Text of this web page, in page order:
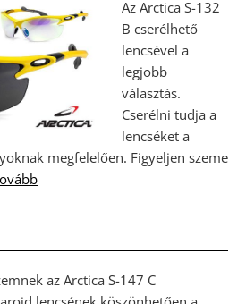
Az Arctica S-132
B cserélhető
lencsével a
legjobb
választás.
Cserélni tudja a
lencséket a
megfelelően. Figyeljen szeme
az Arctica S-147 C